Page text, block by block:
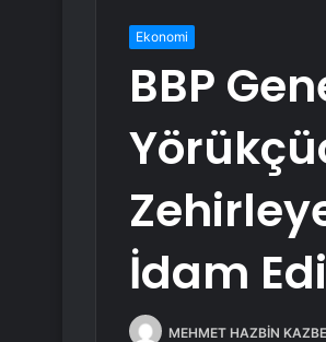
Ekonomi
BBP
İdam
MEHMET HAZBİN